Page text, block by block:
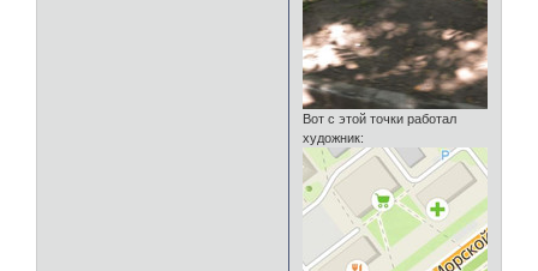
Вот с этой точки работал
художник: